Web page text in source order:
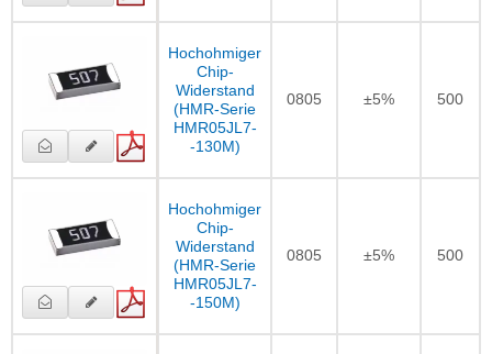
Hochohmiger
Chip-
Widerstand
(HMR-Serie
HMR05JL7-
-130M)
0805 ±5% 500
Hochohmiger
Chip-
Widerstand
(HMR-Serie
HMR05JL7-
-150M)
0805 ±5% 500